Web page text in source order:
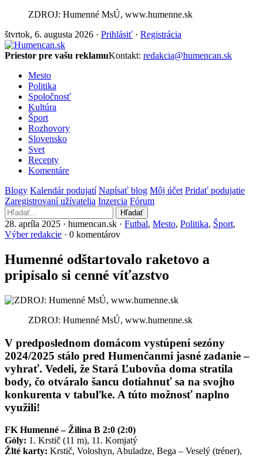
ZDROJ: Humenné MsÚ, www.humenne.sk
štvrtok, 6. augusta 2026 · Prihlásiť · Registrácia
Priestor pre vašu reklamuKontakt: redakcia@humencan.sk
Mesto
Politika
Spoločnosť
Kultúra
Šport
Rozhovory
Slovensko
Svet
Recepty
Komentáre
Blogy Kalendár podujatí Napísať blog Môj účet Pridať podujatie
Zaregistrovaní užívatelia Inzercia Fórum
Hľadať
28. apríla 2025 · humencan.sk · Futbal, Mesto, Politika, Šport,
Výber redakcie · 0 komentárov
Humenné odštartovalo raketovo a
pripísalo si cenné víťazstvo
ZDROJ: Humenné MsÚ, www.humenne.sk
V predposlednom domácom vystúpení sezóny
2024/2025 stálo pred Humenčanmi jasné zadanie –
vyhrať. Vedeli, že Stará Ľubovňa doma stratila
body, čo otváralo šancu dotiahnuť sa na svojho
konkurenta v tabuľke. A túto možnosť naplno
využili!
FK Humenné – Žilina B 2:0 (2:0)
Góly: 1. Krstič (11 m), 11. Komjatý
Žlté karty: Krstič, Voloshyn, Abuladze, Bega – Veselý (tréner),